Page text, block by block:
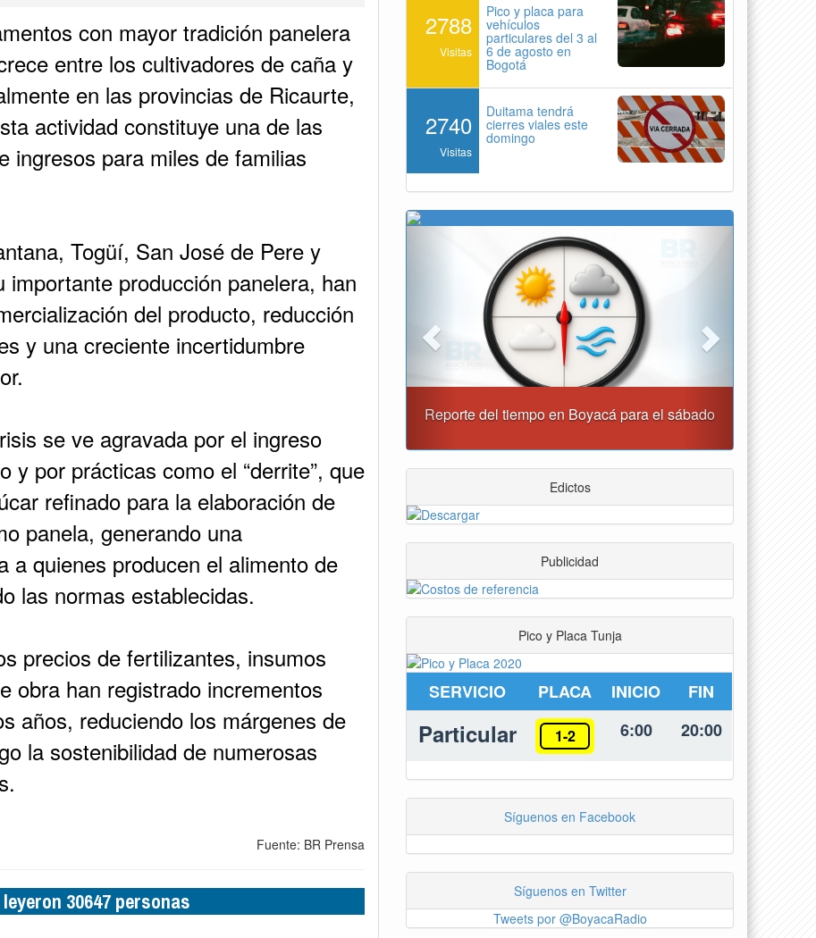
con mayor tradición panelera
entre los cultivadores de caña y
en las provincias de Ricaurte,
actividad constituye una de las
ingresos para miles de familias
Togüí, San José de Pere y
producción panelera, han
del producto, reducción
y una creciente incertidumbre
se ve agravada por el ingreso
y por prácticas como el “derrite”, que
refinado para la elaboración de
panela, generando una
a quienes producen el alimento de
las normas establecidas.
precios de fertilizantes, insumos
obra han registrado incrementos
años, reduciendo los márgenes de
la sostenibilidad de numerosas
Fuente: BR Prensa
30647 personas
2788
Visitas
Pico y placa para
vehículos
particulares del 3 al
6 de agosto en
Bogotá
2740
Visitas
Duitama tendrá
cierres viales este
domingo
Reporte del tiempo en Boyacá para el sábado
Alcaldía de Tunja y Gobernación de Boyacá
Moniquirá
Edictos
Publicidad
Pico y Placa Tunja
SERVICIO PLACA INICIO FIN
Particular 1-2 6:00 20:00
Síguenos en Facebook
Síguenos en Twitter
Tweets por @BoyacaRadio